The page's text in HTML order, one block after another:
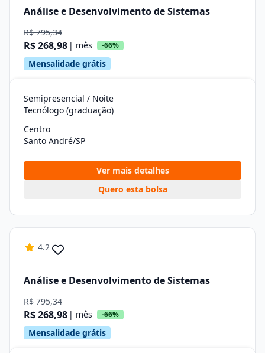
Análise e Desenvolvimento de Sistemas
R$ 795,34
R$ 268,98 | mês -66%
Mensalidade grátis
Semipresencial / Noite
Tecnólogo (graduação)
Centro
Santo André/SP
Ver mais detalhes
Quero esta bolsa
4.2
Análise e Desenvolvimento de Sistemas
R$ 795,34
R$ 268,98 | mês -66%
Mensalidade grátis